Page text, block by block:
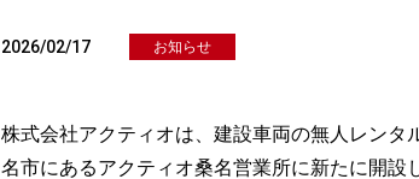
2026/02/17 お知らせ
株式会社アクティオは、建設車両の無人レン
名市にあるアクティオ桑名営業所に新たに開設